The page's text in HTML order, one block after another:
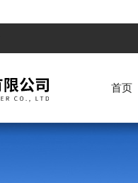
首页